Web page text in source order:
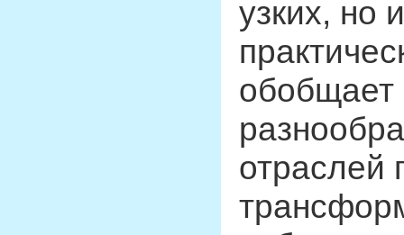
узких, но
обобщает
отраслей